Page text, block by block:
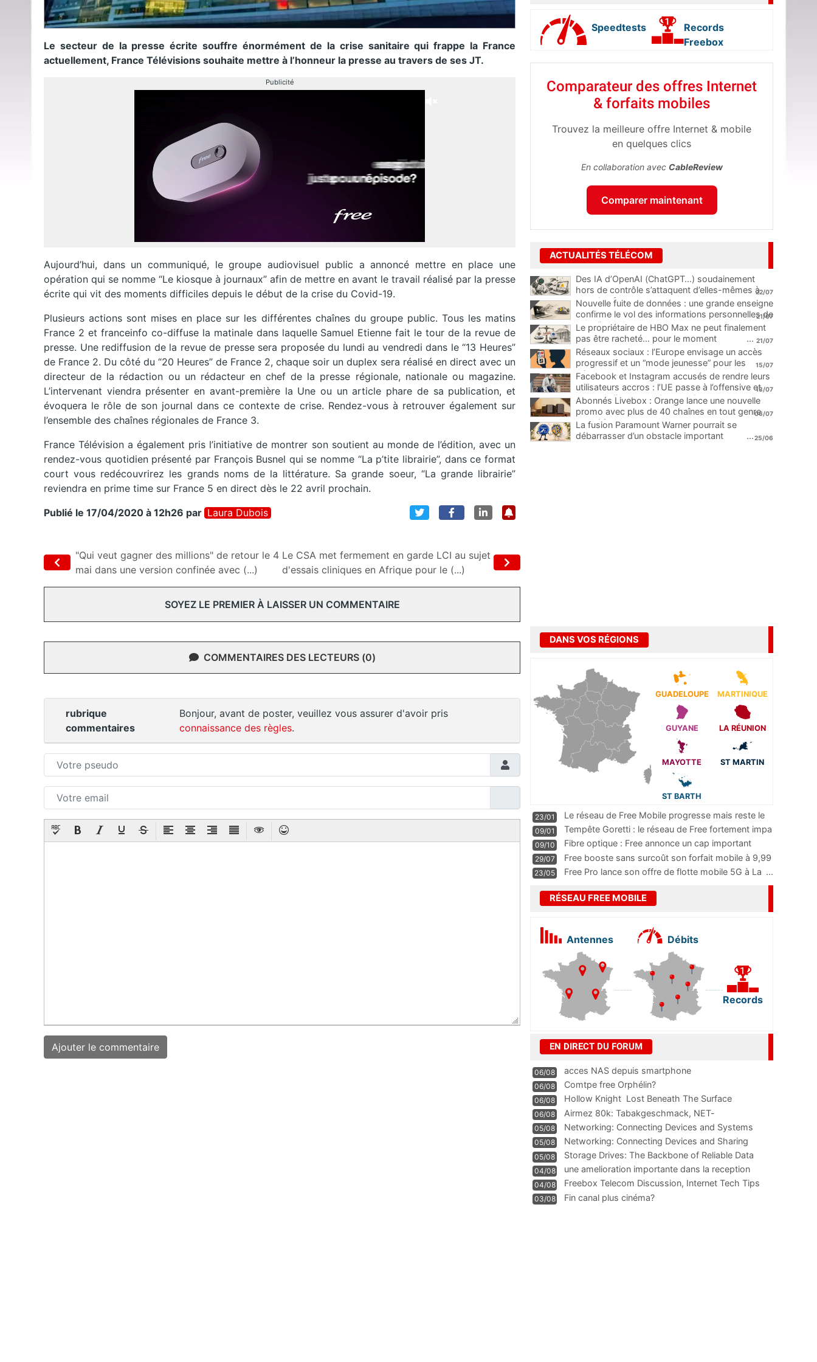
Le secteur de la presse écrite souffre énormément de la crise sanitaire qui frappe la France
actuellement, France Télévisions souhaite mettre à l’honneur la presse au travers de ses JT.
Publicité
Aujourd’hui, dans un communiqué, le groupe audiovisuel public a annoncé mettre en place une
opération qui se nomme “Le kiosque à journaux” afin de mettre en avant le travail réalisé par la presse
écrite qui vit des moments difficiles depuis le début de la crise du Covid-19.
Plusieurs actions sont mises en place sur les différentes chaînes du groupe public. Tous les matins
France 2 et franceinfo co-diffuse la matinale dans laquelle Samuel Etienne fait le tour de la revue de
presse. Une rediffusion de la revue de presse sera proposée du lundi au vendredi dans le “13 Heures”
de France 2. Du côté du “20 Heures” de France 2, chaque soir un duplex sera réalisé en direct avec un
directeur de la rédaction ou un rédacteur en chef de la presse régionale, nationale ou magazine.
L’intervenant viendra présenter en avant-première la Une ou un article phare de sa publication, et
évoquera le rôle de son journal dans ce contexte de crise. Rendez-vous à retrouver également sur
l’ensemble des chaînes régionales de France 3.
France Télévision a également pris l’initiative de montrer son soutient au monde de l’édition, avec un
rendez-vous quotidien présenté par François Busnel qui se nomme “La p’tite librairie”, dans ce format
court vous redécouvrirez les grands noms de la littérature. Sa grande soeur, “La grande librairie”
reviendra en prime time sur France 5 en direct dès le 22 avril prochain.
Publié le 17/04/2020 à 12h26 par Laura Dubois
"Qui veut gagner des millions" de retour le 4
mai dans une version confinée avec (...)
Le CSA met fermement en garde LCI au sujet
d'essais cliniques en Afrique pour le (...)
SOYEZ LE PREMIER À LAISSER UN COMMENTAIRE
COMMENTAIRES DES LECTEURS (0)
rubrique
commentaires
Bonjour, avant de poster, veuillez vous assurer d'avoir pris
connaissance des règles.
Speedtests
Records
Freebox
Comparateur des offres Internet
& forfaits mobiles
Trouvez la meilleure offre Internet & mobile
en quelques clics
En collaboration avec CableReview
Comparer maintenant
ACTUALITÉS TÉLÉCOM
Des IA d’OpenAI (ChatGPT…) soudainement
hors de contrôle s’attaquent d’elles-mêmes à
une plateforme
...
22/07
Nouvelle fuite de données : une grande enseigne
confirme le vol des informations personnelles de
ses clients
...
21/07
Le propriétaire de HBO Max ne peut finalement
pas être racheté… pour le moment
... 21/07
Réseaux sociaux : l’Europe envisage un accès
progressif et un “mode jeunesse” pour les
mineurs
...
15/07
Facebook et Instagram accusés de rendre leurs
utilisateurs accros : l’UE passe à l’offensive et
menace d’une amende record
...
13/07
Abonnés Livebox : Orange lance une nouvelle
promo avec plus de 40 chaînes en tout genre
pour 1€
06/07
La fusion Paramount Warner pourrait se
débarrasser d’un obstacle important
...25/06
DANS VOS RÉGIONS
GUADELOUPE MARTINIQUE
GUYANE LA RÉUNION
MAYOTTE ST MARTIN
ST BARTH
23/01
Le réseau de Free Mobile progresse mais reste le
m
...
09/01
Tempête Goretti : le réseau de Free fortement impa
09/10
Fibre optique : Free annonce un cap important
pass
...
29/07
Free booste sans surcoût son forfait mobile à 9,99
23/05 Free Pro lance son offre de flotte mobile 5G à La ...
RÉSEAU FREE MOBILE
Antennes Débits
Records
EN DIRECT DU FORUM
06/08 acces NAS depuis smartphone
06/08 Comtpe free Orphélin?
06/08 Hollow Knight  Lost Beneath The Surface
06/08
Airmez 80k: Tabakgeschmack, NET-
Technologie und Leistung im
05/08 Networking: Connecting Devices and Systems
05/08
Networking: Connecting Devices and Sharing
Information
05/08
Storage Drives: The Backbone of Reliable Data
Management
04/08
une amelioration importante dans la reception
WIFI
04/08
Freebox Telecom Discussion, Internet Tech Tips
Communi
03/08 Fin canal plus cinéma?